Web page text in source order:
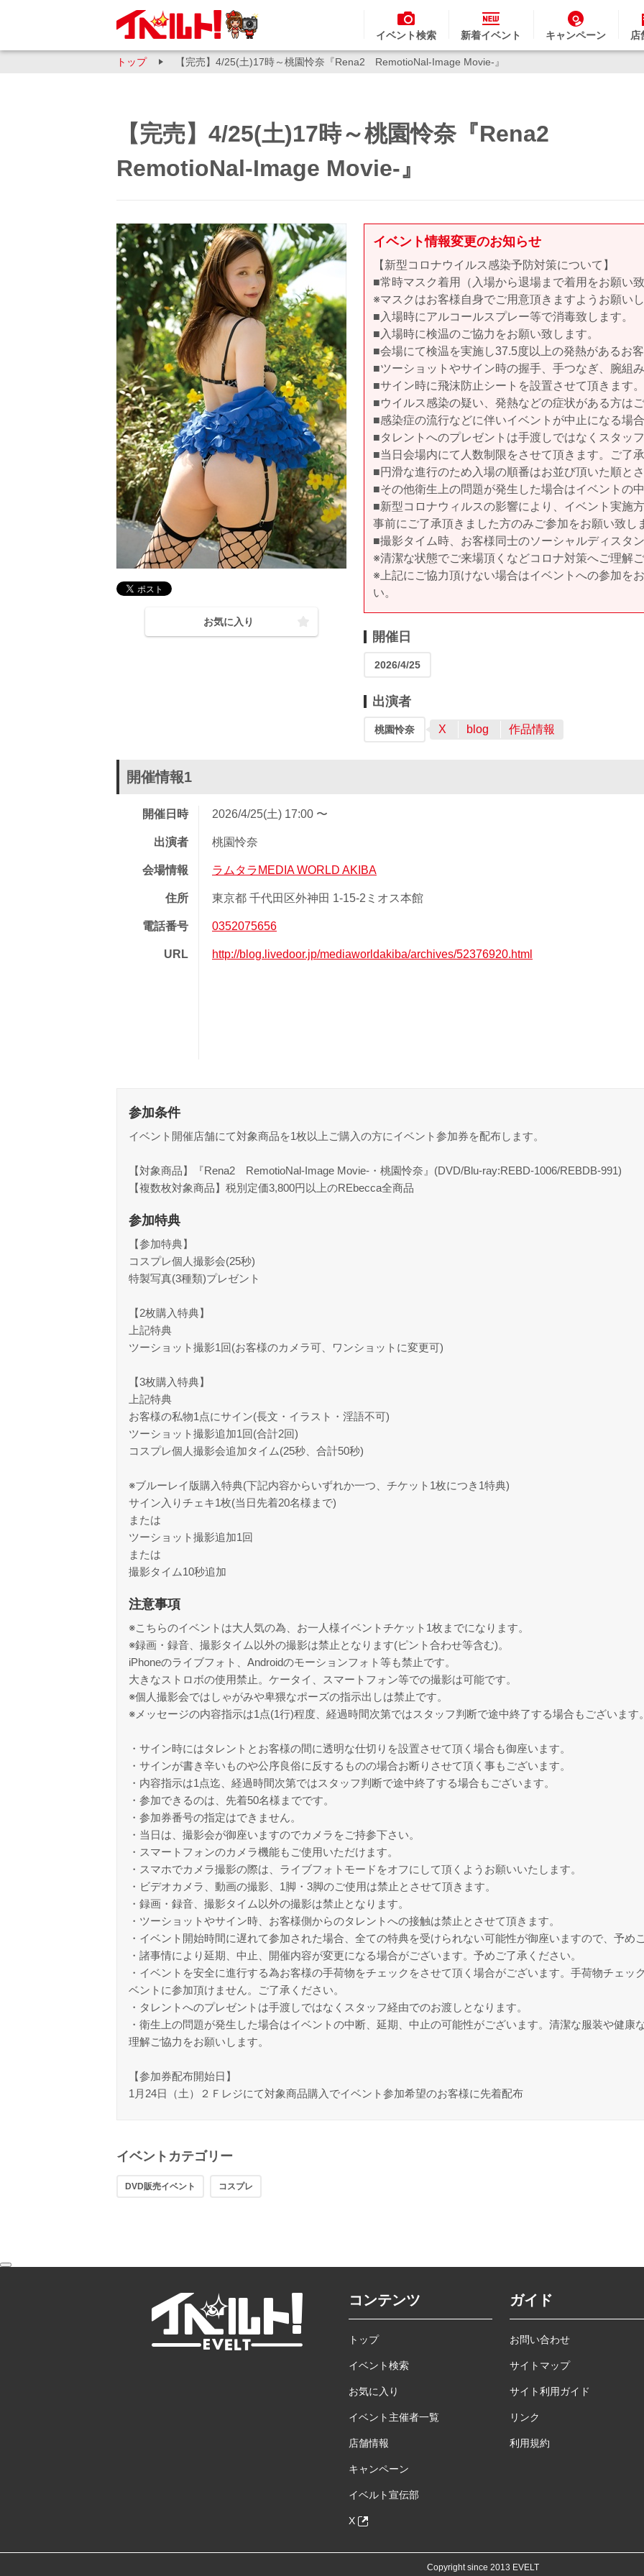
イベント検索 新着イベント キャンペーン 店
トップ 【完売】4/25(土)17時～桃園怜奈『Rena2 RemotioNal-Image Movie-』
【完売】4/25(土)17時～桃園怜奈『Rena2
RemotioNal-Image Movie-』
お気に入り
イベント情報変更のお知らせ
【新型コロナウイルス感染予防対策について】
■常時マスク着用（入場から退場まで着用をお願い
※マスクはお客様自身でご用意頂きますようお願い
■入場時にアルコールスプレー等で消毒致します。
■入場時に検温のご協力をお願い致します。
■会場にて検温を実施し37.5度以上の発熱があるお
■ツーショットやサイン時の握手、手つなぎ、腕組
■サイン時に飛沫防止シートを設置させて頂きます
■ウイルス感染の疑い、発熱などの症状がある方は
■感染症の流行などに伴いイベントが中止になる場
■タレントへのプレゼントは手渡しではなくスタッ
■当日会場内にて人数制限をさせて頂きます。ご了
■円滑な進行のため入場の順番はお並び頂いた順と
■その他衛生上の問題が発生した場合はイベントの
■新型コロナウィルスの影響により、イベント実施
事前にご了承頂きました方のみご参加をお願い致し
■撮影タイム時、お客様同士のソーシャルディスタ
※清潔な状態でご来場頂くなどコロナ対策へご理解
※上記にご協力頂けない場合はイベントへの参加を
い。
開催日
2026/4/25
出演者
桃園怜奈 X blog 作品情報
開催情報1
開催日時 2026/4/25(土) 17:00 〜
出演者 桃園怜奈
会場情報 ラムタラMEDIA WORLD AKIBA
住所 東京都 千代田区外神田 1-15-2ミオス本館
電話番号 0352075656
URL http://blog.livedoor.jp/mediaworldakiba/archives/52376920.html
参加条件
イベント開催店舗にて対象商品を1枚以上ご購入の方にイベント参加券を配布します。
【対象商品】『Rena2 RemotioNal-Image Movie-・桃園怜奈』(DVD/Blu-ray:REBD-1006/REBDB-991)
【複数枚対象商品】税別定価3,800円以上のREbecca全商品
参加特典
【参加特典】
コスプレ個人撮影会(25秒)
特製写真(3種類)プレゼント
【2枚購入特典】
上記特典
ツーショット撮影1回(お客様のカメラ可、ワンショットに変更可)
【3枚購入特典】
上記特典
お客様の私物1点にサイン(長文・イラスト・淫語不可)
ツーショット撮影追加1回(合計2回)
コスプレ個人撮影会追加タイム(25秒、合計50秒)
※ブルーレイ版購入特典(下記内容からいずれか一つ、チケット1枚につき1特典)
サイン入りチェキ1枚(当日先着20名様まで)
または
ツーショット撮影追加1回
または
撮影タイム10秒追加
注意事項
※こちらのイベントは大人気の為、お一人様イベントチケット1枚までになります。
※録画・録音、撮影タイム以外の撮影は禁止となります(ピント合わせ等含む)。
iPhoneのライブフォト、Androidのモーションフォト等も禁止です。
大きなストロボの使用禁止。ケータイ、スマートフォン等での撮影は可能です。
※個人撮影会ではしゃがみや卑猥なポーズの指示出しは禁止です。
※メッセージの内容指示は1点(1行)程度、経過時間次第ではスタッフ判断で途中終了する場合もございます
・サイン時にはタレントとお客様の間に透明な仕切りを設置させて頂く場合も御座います。
・サインが書き辛いものや公序良俗に反するものの場合お断りさせて頂く事もございます。
・内容指示は1点迄、経過時間次第ではスタッフ判断で途中終了する場合もございます。
・参加できるのは、先着50名様までです。
・参加券番号の指定はできません。
・当日は、撮影会が御座いますのでカメラをご持参下さい。
・スマートフォンのカメラ機能もご使用いただけます。
・スマホでカメラ撮影の際は、ライブフォトモードをオフにして頂くようお願いいたします。
・ビデオカメラ、動画の撮影、1脚・3脚のご使用は禁止とさせて頂きます。
・録画・録音、撮影タイム以外の撮影は禁止となります。
・ツーショットやサイン時、お客様側からのタレントへの接触は禁止とさせて頂きます。
・イベント開始時間に遅れて参加された場合、全ての特典を受けられない可能性が御座いますので、予め
・諸事情により延期、中止、開催内容が変更になる場合がございます。予めご了承ください。
・イベントを安全に進行する為お客様の手荷物をチェックをさせて頂く場合がございます。手荷物チェッ
ベントに参加頂けません。ご了承ください。
・タレントへのプレゼントは手渡しではなくスタッフ経由でのお渡しとなります。
・衛生上の問題が発生した場合はイベントの中断、延期、中止の可能性がございます。清潔な服装や健康
理解ご協力をお願いします。
【参加券配布開始日】
1月24日（土）２Ｆレジにて対象商品購入でイベント参加希望のお客様に先着配布
イベントカテゴリー
DVD販売イベント コスプレ
コンテンツ
トップ
イベント検索
お気に入り
イベント主催者一覧
店舗情報
キャンペーン
イベルト宣伝部
X
ガイド
お問い合わせ
サイトマップ
サイト利用ガイド
リンク
利用規約
Copyright since 2013 EVELT